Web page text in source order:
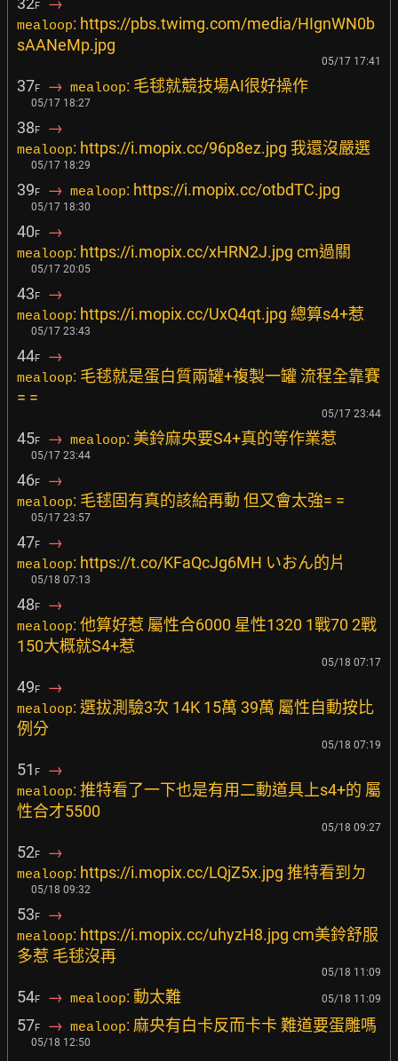
F
mealoop: https://pbs.twimg.com/media/HIgnWN0b
sAANeMp.jpg
05/17 17:41
37F → mealoop: 毛毬就競技場AI很好操作
05/17 18:27
38F →
mealoop: https://i.mopix.cc/96p8ez.jpg 我還沒嚴選
05/17 18:29
39F → mealoop: https://i.mopix.cc/otbdTC.jpg
05/17 18:30
40F →
mealoop: https://i.mopix.cc/xHRN2J.jpg cm過關
05/17 20:05
43F →
mealoop: https://i.mopix.cc/UxQ4qt.jpg 總算s4+惹
05/17 23:43
44F →
mealoop: 毛毬就是蛋白質兩罐+複製一罐 流程全靠賽
= =
05/17 23:44
45F → mealoop: 美鈴麻央要S4+真的等作業惹
05/17 23:44
46F →
mealoop: 毛毬固有真的該給再動 但又會太強= =
05/17 23:57
47F →
mealoop: https://t.co/KFaQcJg6MH いおん的片
05/18 07:13
48F →
mealoop: 他算好惹 屬性合6000 星性1320 1戰70 2戰
150大概就S4+惹
05/18 07:17
49F →
mealoop: 選拔測驗3次 14K 15萬 39萬 屬性自動按比
例分
05/18 07:19
51 F →
mealoop: 推特看了一下也是有用二動道具上s4+的 屬
性合才5500
05/18 09:27
52F →
mealoop: https://i.mopix.cc/LQjZ5x.jpg 推特看到ㄉ
05/18 09:32
53F →
mealoop: https://i.mopix.cc/uhyzH8.jpg cm美鈴舒服
多惹 毛毬沒再
05/18 11:09
54F → mealoop: 動太難 05/18 11:09
57F → mealoop: 麻央有白卡反而卡卡 難道要蛋雕嗎
05/18 12:50